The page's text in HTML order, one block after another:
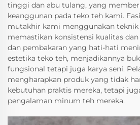
tinggi dan abu tulang, yang
keanggunan pada teko teh kami.
mutakhir kami menggunakan
memastikan konsistensi kualitas dan
dan pembakaran yang hati-hati
estetika teko teh, menjadikannya
fungsional tetapi juga karya seni.
mengharapkan produk yang tidak
kebutuhan praktis mereka, tetapi
pengalaman minum teh mereka.